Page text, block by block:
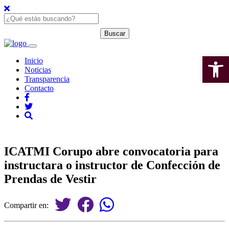
Inicio
Noticias
Transparencia
Contacto
ICATMI Corupo abre convocatoria para
instructara o instructor de Confección de
Prendas de Vestir
Compartir en: